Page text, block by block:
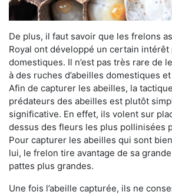
De plus, il faut savoir que les frelons
Royal ont développé un certain
domestiques. Il n’est pas très rare de
à des ruches d’abeilles domestiques
Afin de capturer les abeilles, la
prédateurs des abeilles est plutôt
significative. En effet, ils volent sur
dessus des fleurs les plus pollinisées
Pour capturer les abeilles qui sont
lui, le frelon tire avantage de sa
pattes plus grandes.
Une fois l’abeille capturée, ils ne